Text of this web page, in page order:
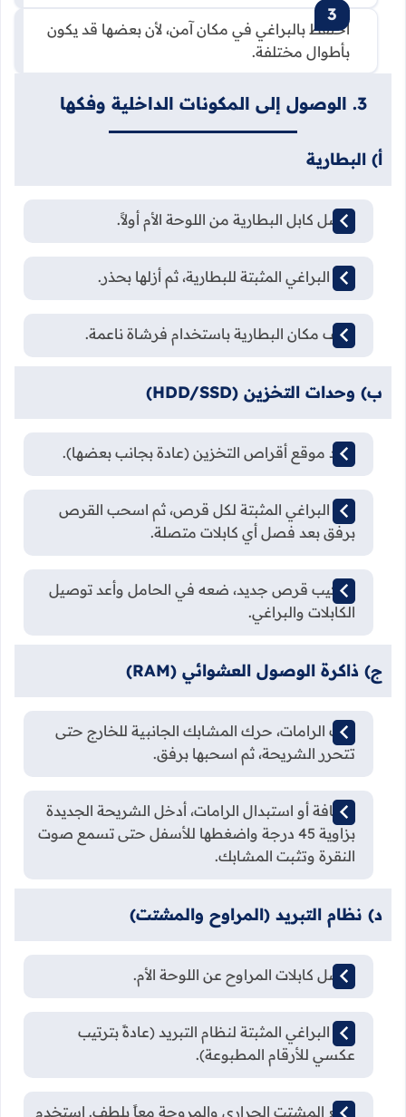
احتفظ بالبراغي في مكان آمن، لأن بعضها قد يكون
بأطوال مختلفة.
3. الوصول إلى المكونات الداخلية وفكها
أ) البطارية
افصل كابل البطارية من اللوحة الأم أولاً.
فك البراغي المثبتة للبطارية، ثم أزلها بحذر.
نظف مكان البطارية باستخدام فرشاة ناعمة.
ب) وحدات التخزين (HDD/SSD)
حدد موقع أقراص التخزين (عادة بجانب بعضها).
فك البراغي المثبتة لكل قرص، ثم اسحب القرص
برفق بعد فصل أي كابلات متصلة.
لتركيب قرص جديد، ضعه في الحامل وأعد توصيل
الكابلات والبراغي.
ج) ذاكرة الوصول العشوائي (RAM)
لفك الرامات، حرك المشابك الجانبية للخارج حتى
تتحرر الشريحة، ثم اسحبها برفق.
لإضافة أو استبدال الرامات، أدخل الشريحة الجديدة
بزاوية 45 درجة واضغطها للأسفل حتى تسمع صوت
النقرة وتثبت المشابك.
د) نظام التبريد (المراوح والمشتت)
افصل كابلات المراوح عن اللوحة الأم.
فك البراغي المثبتة لنظام التبريد (عادةً بترتيب
عكسي للأرقام المطبوعة).
ارفع المشتت الحراري والمروحة معاً بلطف. استخدم